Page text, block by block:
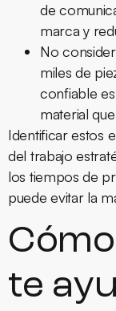
de
marca y
No
miles de
confiable
material
Identificar estos
del trabajo
los tiempos de
puede evitar la
te